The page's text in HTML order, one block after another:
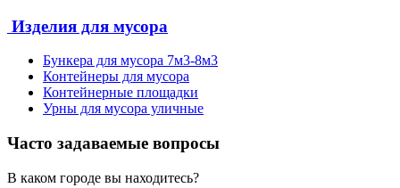
Изделия для мусора
Бункера для мусора 7м3-8м3
Контейнеры для мусора
Контейнерные площадки
Урны для мусора уличные
Часто задаваемые вопросы
В каком городе вы находитесь?